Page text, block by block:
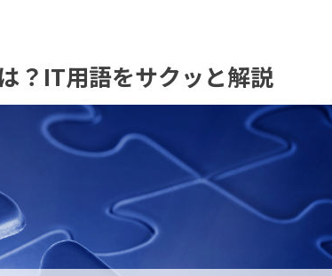
？IT用語をサクッと解説